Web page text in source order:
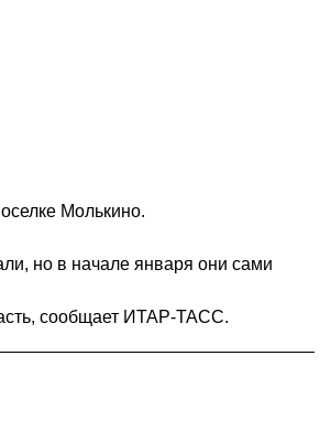
Молькино.
но в начале января они сами
сообщает ИТАР-ТАСС.